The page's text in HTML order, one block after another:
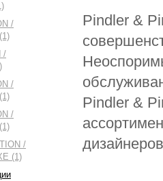
/
/
/
/
/
(1)
Pindler &
Pindler &